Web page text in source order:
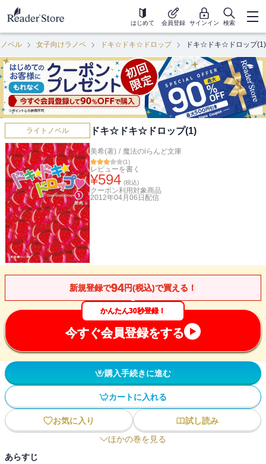
はじめて 会員登録 サインイン 検索
ベル 女子向けラノベ ドキ☆ドキ☆ドロップ ドキ☆ドキ☆ドロップ(1)
ライトノベル ドキ☆ドキ☆ドロップ(1)
美希(著) / 魔法のiらんど文庫
(1)
レビューを書く
¥594 (税込)
クーポン利用対象商品
2012年04月06日 配信
新規登録で94円(税込)で買える！
かんたん30秒登録！
今すぐ会員登録をする
購入手続きに進む
カートに入れる
お気に入り
試し読み
ほかの巻を見る
あらすじ